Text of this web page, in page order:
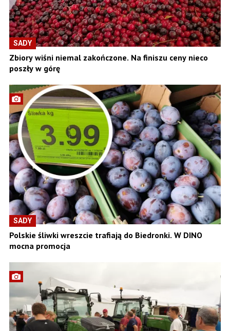
SADY
Zbiory wiśni niemal zakończone. Na finiszu ceny nieco
poszły w górę
SADY
Polskie śliwki wreszcie trafiają do Biedronki. W DINO
mocna promocja